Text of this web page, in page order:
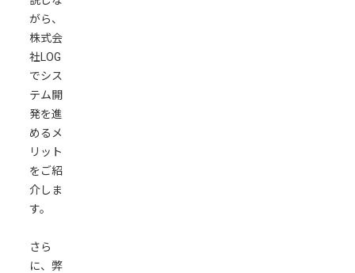
がら、
株式会
社LOG
でシス
テム開
発を進
めるメ
リット
をご紹
介しま
す。
さら
に、弊